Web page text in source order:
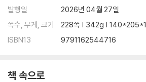
발행일
2026년 04월 27일
쪽수, 무게, 크기
228쪽 | 342g |
ISBN13
9791162544716
책 속으로